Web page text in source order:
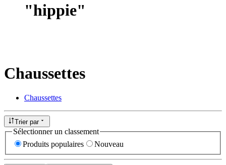
"hippie"
Chaussettes
Chaussettes
Trier par
Sélectionner un classement
Produits populaires
Nouveau